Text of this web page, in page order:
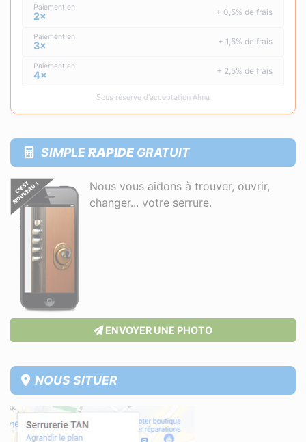
Paiement en
2× + 0,5% de frais
Paiement en
3× + 1,5% de frais
Paiement en
4× + 2,5% de frais
Sous réserve d'acceptation Alma
SIMPLERAPIDE GRATUIT
Nous vous aidons à trouver, ouvrir,
changer... votre serrure.
ENVOYER UNE PHOTO
NOUS SITUER